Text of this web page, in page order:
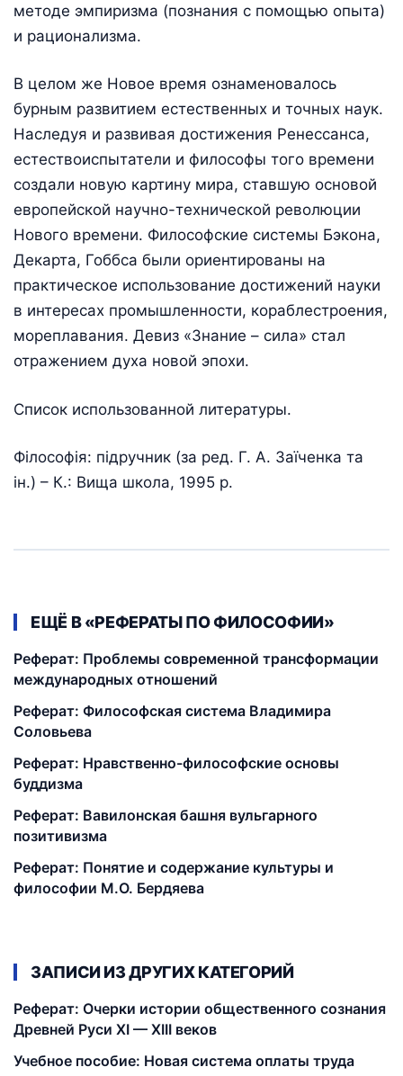
методе эмпиризма (познания с помощью опыта)
и рационализма.
В целом же Новое время ознаменовалось
бурным развитием естественных и точных наук.
Наследуя и развивая достижения Ренессанса,
естествоиспытатели и философы того времени
создали новую картину мира, ставшую основой
европейской научно-технической революции
Нового времени. Философские системы Бэкона,
Декарта, Гоббса были ориентированы на
практическое использование достижений науки
в интересах промышленности, кораблестроения,
мореплавания. Девиз «Знание – сила» стал
отражением духа новой эпохи.
Список использованной литературы.
Філософія: підручник (за ред. Г. А. Заїченка та
ін.) – К.: Вища школа, 1995 р.
ЕЩЁ В «РЕФЕРАТЫ ПО ФИЛОСОФИИ»
Реферат: Проблемы современной трансформации
международных отношений
Реферат: Философская система Владимира
Соловьева
Реферат: Нравственно-философские основы
буддизма
Реферат: Вавилонская башня вульгарного
позитивизма
Реферат: Понятие и содержание культуры и
философии М.О. Бердяева
ЗАПИСИ ИЗ ДРУГИХ КАТЕГОРИЙ
Реферат: Очерки истории общественного сознания
Древней Руси XI — XIII веков
Учебное пособие: Новая система оплаты труда